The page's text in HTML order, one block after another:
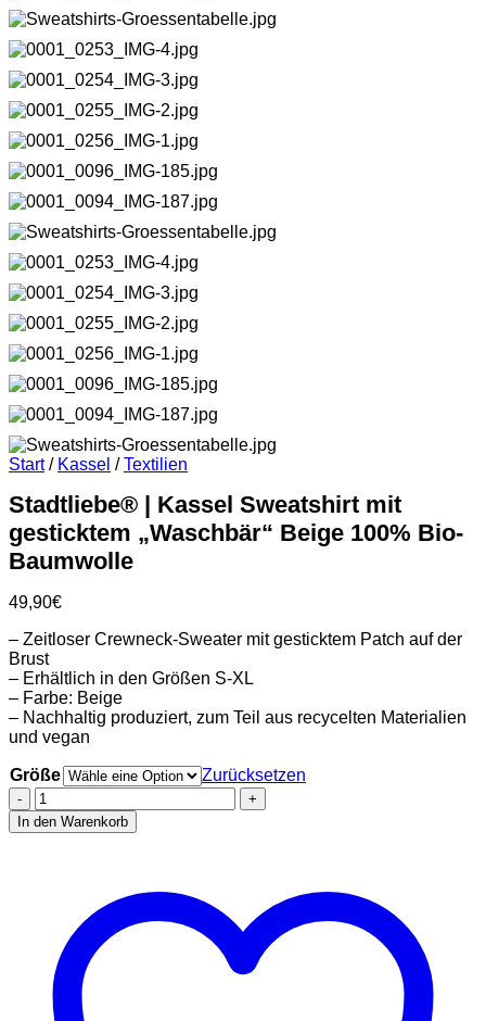
Start / Kassel / Textilien
Stadtliebe® | Kassel Sweatshirt mit
gesticktem „Waschbär“ Beige 100% Bio-
Baumwolle
49,90€
– Zeitloser Crewneck-Sweater mit gesticktem Patch auf der
Brust
– Erhältlich in den Größen S-XL
– Farbe: Beige
– Nachhaltig produziert, zum Teil aus recycelten Materialien
und vegan
Größe
Zurücksetzen
Stadtliebe®
|
Kassel
„Waschbär“
Beige
100%
Bio-
Baumwolle
Menge
In den Warenkorb